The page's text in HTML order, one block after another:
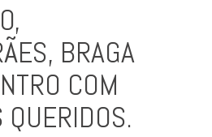
BRAGA
COM
QUERIDOS.